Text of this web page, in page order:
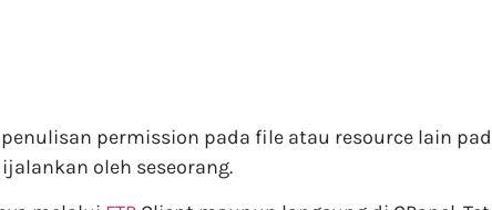
permission pada file atau resource lain
oleh seseorang.